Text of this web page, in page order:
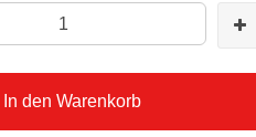
In den Warenkorb